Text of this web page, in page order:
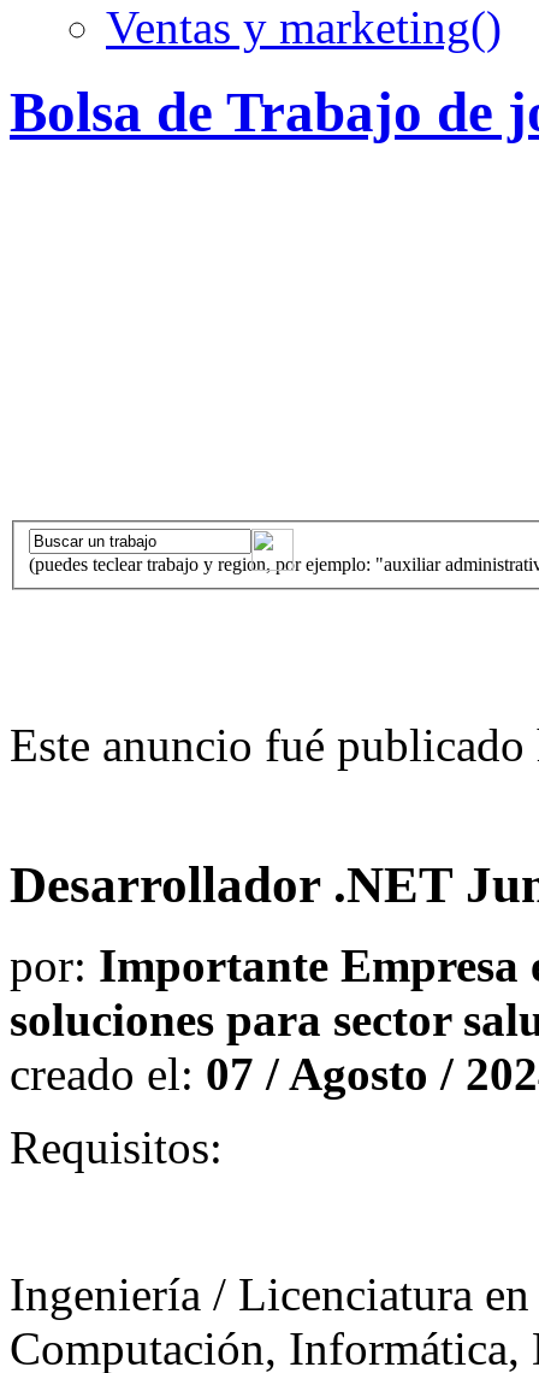
Ventas y marketing()
Bolsa de Trabajo de
(puedes teclear trabajo y region, por ejemplo: "auxiliar
Este anuncio fué publicado
Desarrollador .NET
por: Importante Empresa
soluciones para sector
creado el: 07 / Agosto /
Requisitos:
Ingeniería / Licenciatura
Computación, Informática,